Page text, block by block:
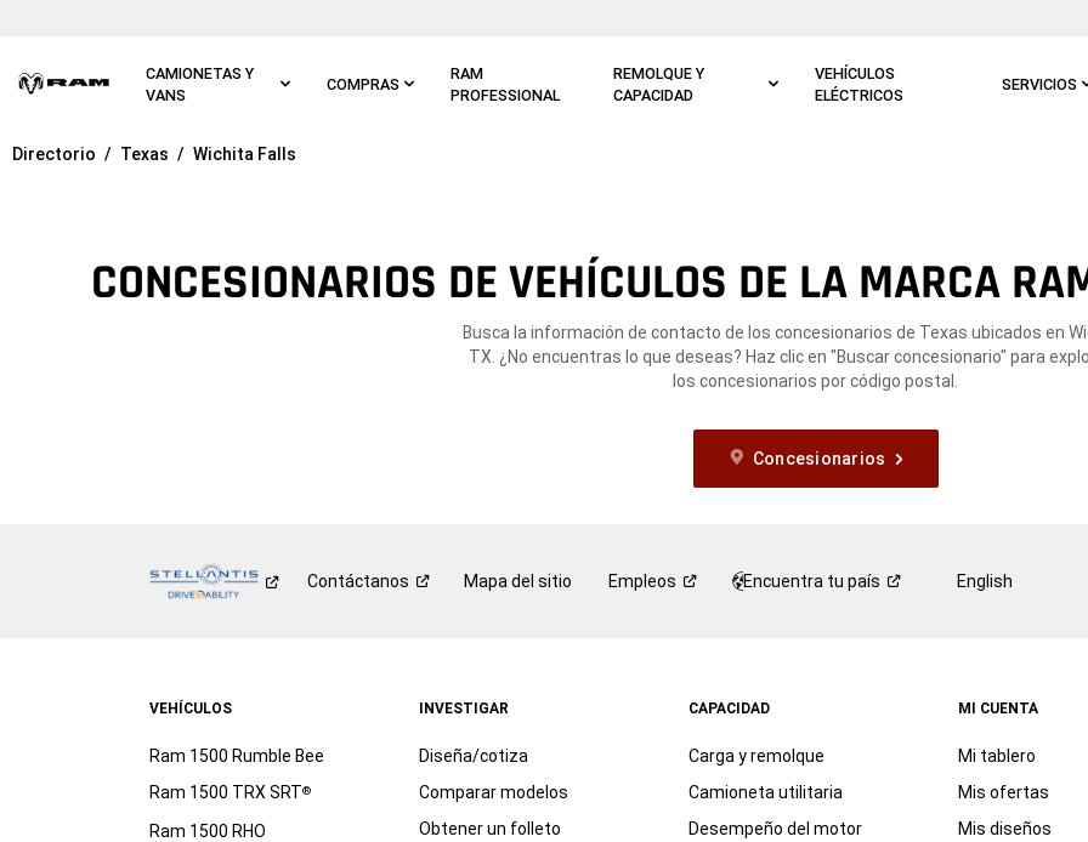
CAMIONETAS Y
VANS
COMPRAS
RAM
PROFESSIONAL
REMOLQUE Y
CAPACIDAD
VEHÍCULOS
ELÉCTRICOS
SERVICIOS
Ir a
Directorio Texas Wichita Falls
CONCESIONARIOS DE VEHÍCULOS DE LA MARCA
Busca la información de contacto de los concesionarios de Texas ubicados en
TX. ¿No encuentras lo que deseas? Haz clic en "Buscar concesionario" para
los concesionarios por código postal.
Concesionarios
Contáctanos Mapa del sitio Empleos Encuentra tu país English
VEHÍCULOS
Ram 1500 Rumble Bee
Ram 1500 TRX SRT®
Ram 1500 RHO
INVESTIGAR
Diseña/cotiza
Comparar modelos
Obtener un folleto
CAPACIDAD
Carga y remolque
Camioneta utilitaria
Desempeño del motor
MI CUENTA
Mi tablero
Mis ofertas
Mis diseños